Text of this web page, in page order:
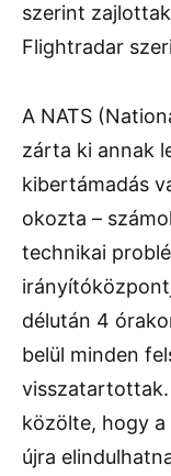
szerint
Flightradar
A NATS
zárta ki annak
kibertámadás
okozta –
technikai
délután 4
belül minden
visszatartottak.
közölte, hogy
újra